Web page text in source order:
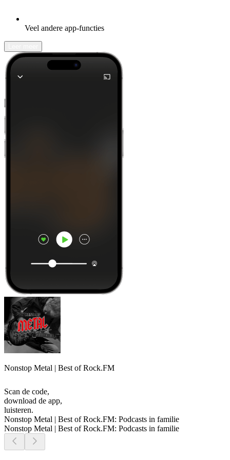
Veel andere app-functies
Nonstop Metal | Best of Rock.FM
Scan de code,
download de app,
luisteren.
Nonstop Metal | Best of Rock.FM: Podcasts in familie
Nonstop Metal | Best of Rock.FM: Podcasts in familie